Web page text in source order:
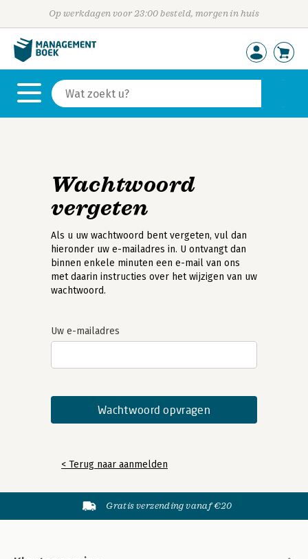
Op werkdagen voor 23:00 besteld, morgen in huis
Wachtwoord
vergeten
Als u uw wachtwoord bent vergeten, vul dan
hieronder uw e-mailadres in. U ontvangt dan
binnen enkele minuten een e-mail van ons
met daarin instructies over het wijzigen van uw
wachtwoord.
Uw e-mailadres
< Terug naar aanmelden
Gratis verzending vanaf €20